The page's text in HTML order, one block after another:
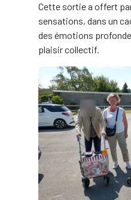
Cette sortie a offert
sensations, dans un
des émotions
plaisir collectif.